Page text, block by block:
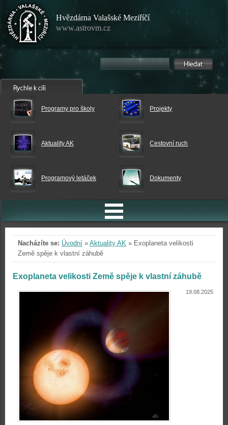
Hvězdárna Valašské Meziříčí
www.astrovm.cz
Programy pro školy Projekty
Aktuality AK Cestovní ruch
Programový letáček Dokumenty
Nacházíte se: Úvodní » Aktuality AK » Exoplaneta velikosti
Země spěje k vlastní záhubě
Exoplaneta velikosti Země spěje k vlastní záhubě
19.08.2025